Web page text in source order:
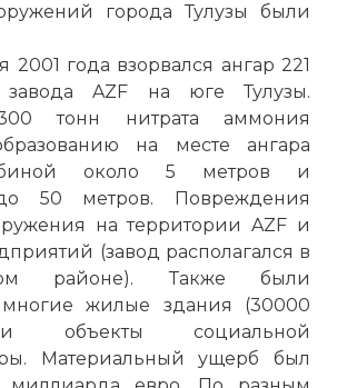
города Тулузы были
2001 года взорвался ангар 221
завода AZF на юге Тулузы.
тонн нитрата аммония
на месте ангара
около 5 метров и
50 метров. Повреждения
на территории AZF и
(завод располагался в
районе). Также были
жилые здания (30000
объекты социальной
Материальный ущерб был